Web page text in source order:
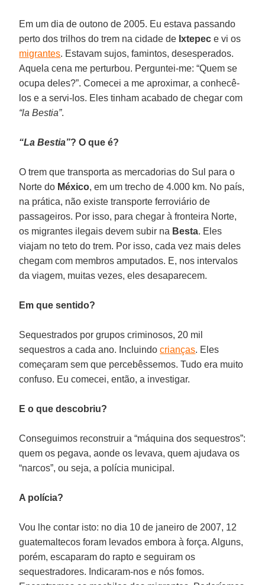
Em um dia de outono de 2005. Eu estava passando
perto dos trilhos do trem na cidade de Ixtepec e vi os
migrantes. Estavam sujos, famintos, desesperados.
Aquela cena me perturbou. Perguntei-me: “Quem se
ocupa deles?”. Comecei a me aproximar, a conhecê-
los e a servi-los. Eles tinham acabado de chegar com
“la Bestia”.
“La Bestia”? O que é?
O trem que transporta as mercadorias do Sul para o
Norte do México, em um trecho de 4.000 km. No país,
na prática, não existe transporte ferroviário de
passageiros. Por isso, para chegar à fronteira Norte,
os migrantes ilegais devem subir na Besta. Eles
viajam no teto do trem. Por isso, cada vez mais deles
chegam com membros amputados. E, nos intervalos
da viagem, muitas vezes, eles desaparecem.
Em que sentido?
Sequestrados por grupos criminosos, 20 mil
sequestros a cada ano. Incluindocrianças. Eles
começaram sem que percebêssemos. Tudo era muito
confuso. Eu comecei, então, a investigar.
E o que descobriu?
Conseguimos reconstruir a “máquina dos sequestros”:
quem os pegava, aonde os levava, quem ajudava os
“narcos”, ou seja, a polícia municipal.
A polícia?
Vou lhe contar isto: no dia 10 de janeiro de 2007, 12
guatemaltecos foram levados embora à força. Alguns,
porém, escaparam do rapto e seguiram os
sequestradores. Indicaram-nos e nós fomos.